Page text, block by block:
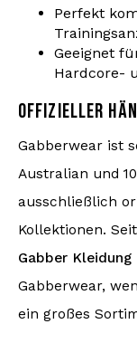
Perfekt
Geeignet
Hardcore-
OFFIZIELLER
Gabberwear ist
Australian und
ausschließlich
Kollektionen.
Gabber Kleidung
Gabberwear,
ein großes